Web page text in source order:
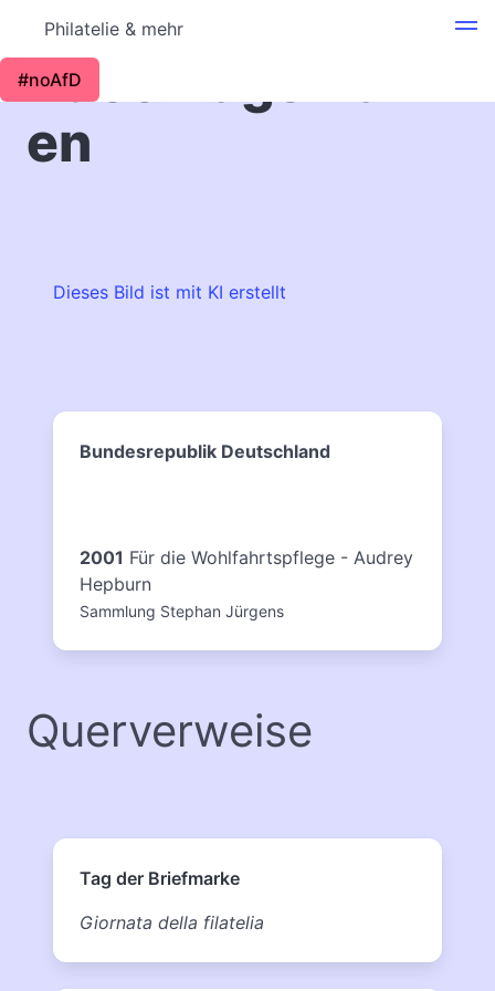
Philatelie & mehr
#noAfD
Zuschlagsmark
en
Dieses Bild ist mit KI erstellt
Bundesrepublik Deutschland
2001 Für die Wohlfahrtspflege - Audrey
Hepburn
Sammlung Stephan Jürgens
Querverweise
Tag der Briefmarke
Giornata della filatelia